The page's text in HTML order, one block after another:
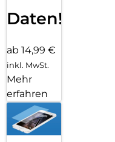
Daten!
ab 14,99 €
inkl. MwSt.
Mehr
erfahren